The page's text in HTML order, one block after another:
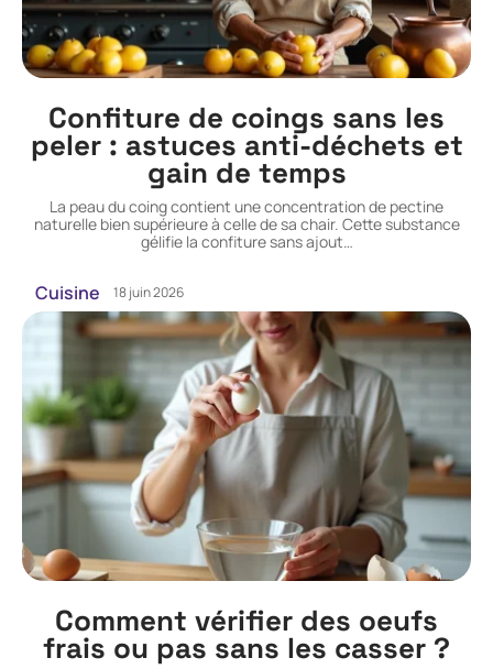
Confiture de coings sans les
peler : astuces anti-déchets et
gain de temps
La peau du coing contient une concentration de pectine
naturelle bien supérieure à celle de sa chair. Cette substance
gélifie la confiture sans ajout…
Cuisine 18 juin 2026
Comment vérifier des oeufs
frais ou pas sans les casser ?